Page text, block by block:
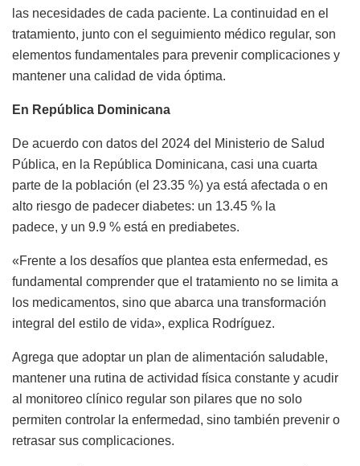
las necesidades de cada paciente. La continuidad en el
tratamiento, junto con el seguimiento médico regular, son
elementos fundamentales para prevenir complicaciones y
mantener una calidad de vida óptima.
En República Dominicana
De acuerdo con datos del 2024 del Ministerio de Salud
Pública, en la República Dominicana, casi una cuarta
parte de la población (el 23.35 %) ya está afectada o en
alto riesgo de padecer diabetes: un 13.45 % la
padece, y un 9.9 % está en prediabetes.
«Frente a los desafíos que plantea esta enfermedad, es
fundamental comprender que el tratamiento no se limita a
los medicamentos, sino que abarca una transformación
integral del estilo de vida», explica Rodríguez.
Agrega que adoptar un plan de alimentación saludable,
mantener una rutina de actividad física constante y acudir
al monitoreo clínico regular son pilares que no solo
permiten controlar la enfermedad, sino también prevenir o
retrasar sus complicaciones.